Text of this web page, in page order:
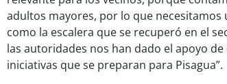
adultos mayores, por lo que
como la escalera que se recuperó en el
las autoridades nos han dado el apoyo
iniciativas que se preparan para Pisagua”.